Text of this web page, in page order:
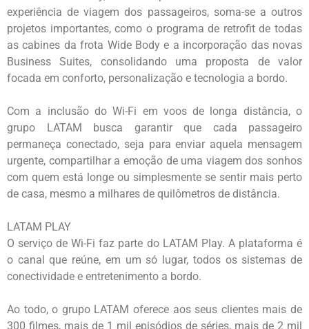
experiência de viagem dos passageiros, soma-se a outros
projetos importantes, como o programa de retrofit de todas
as cabines da frota Wide Body e a incorporação das novas
Business Suites, consolidando uma proposta de valor
focada em conforto, personalização e tecnologia a bordo.
Com a inclusão do Wi-Fi em voos de longa distância, o
grupo LATAM busca garantir que cada passageiro
permaneça conectado, seja para enviar aquela mensagem
urgente, compartilhar a emoção de uma viagem dos sonhos
com quem está longe ou simplesmente se sentir mais perto
de casa, mesmo a milhares de quilômetros de distância.
LATAM PLAY
O serviço de Wi-Fi faz parte do LATAM Play. A plataforma é
o canal que reúne, em um só lugar, todos os sistemas de
conectividade e entretenimento a bordo.
Ao todo, o grupo LATAM oferece aos seus clientes mais de
300 filmes, mais de 1 mil episódios de séries, mais de 2 mil